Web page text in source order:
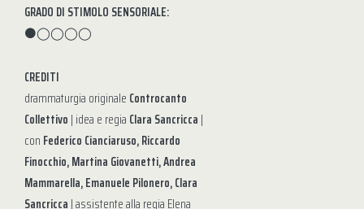
GRADO DI STIMOLO SENSORIALE:
⚫◯◯◯◯
CREDITI
drammaturgia originale Controcanto
Collettivo | idea e regia Clara Sancricca |
con Federico Cianciaruso, Riccardo
Finocchio, Martina Giovanetti, Andrea
Mammarella, Emanuele Pilonero, Clara
Sancricca | assistente alla regia Elena